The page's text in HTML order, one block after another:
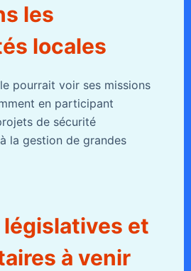
les
locales
pourrait voir ses missions
en participant
de sécurité
la gestion de grandes
législatives et
à venir